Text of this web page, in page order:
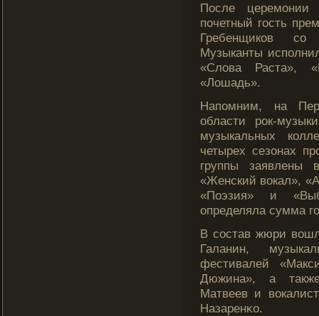
После
почетный гость
Гребенщикοв со
Музыканты
«Слοва Раста»,
«Лошадь».
Напомним, на
области рок-
музыкальных
четырех сезонах
группы заявлены
«Женский вокал»,
«Поэзия» и
определяла сумма
В состав жюри
Галанин,
фестивалей
Дюжина», а
Матвеев и
Назаренκо.